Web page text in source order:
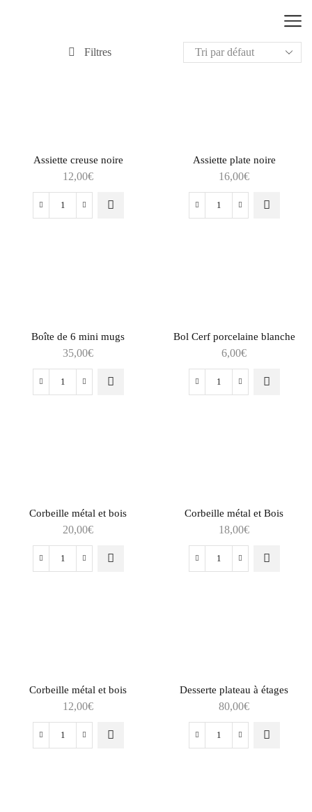
Filtres
Assiette creuse noire
12,00€
Assiette plate noire
16,00€
Boîte de 6 mini mugs
35,00€
Bol Cerf porcelaine blanche
6,00€
Corbeille métal et bois
20,00€
Corbeille métal et Bois
18,00€
Corbeille métal et bois
12,00€
Desserte plateau à étages
80,00€